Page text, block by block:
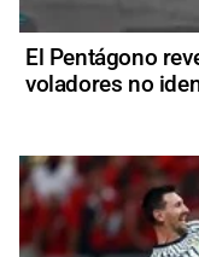
El Pentágono
voladores no